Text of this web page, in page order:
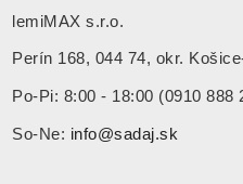
lemiMAX s.r.o.
Perín 168, 044 74, okr.
Po-Pi: 8:00 - 18:00 (0910 888
So-Ne: info@sadaj.sk